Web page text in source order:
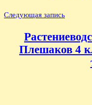
Следующая запись
Плешаков 4